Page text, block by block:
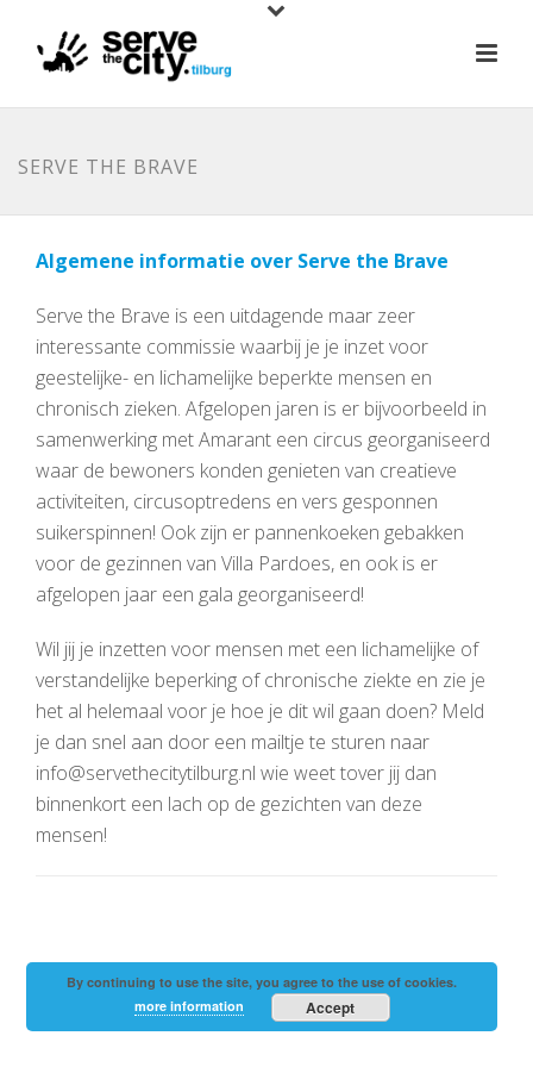
SERVE THE BRAVE
Algemene informatie over Serve the Brave
Serve the Brave is een uitdagende maar zeer
interessante commissie waarbij je je inzet voor
geestelijke- en lichamelijke beperkte mensen en
chronisch zieken. Afgelopen jaren is er bijvoorbeeld in
samenwerking met Amarant een circus georganiseerd
waar de bewoners konden genieten van creatieve
activiteiten, circusoptredens en vers gesponnen
suikerspinnen! Ook zijn er pannenkoeken gebakken
voor de gezinnen van Villa Pardoes, en ook is er
afgelopen jaar een gala georganiseerd!
Wil jij je inzetten voor mensen met een lichamelijke of
verstandelijke beperking of chronische ziekte en zie je
het al helemaal voor je hoe je dit wil gaan doen? Meld
je dan snel aan door een mailtje te sturen naar
info@servethecitytilburg.nl wie weet tover jij dan
binnenkort een lach op de gezichten van deze
mensen!
By continuing to use the site, you agree to the use of cookies.
more information
Accept